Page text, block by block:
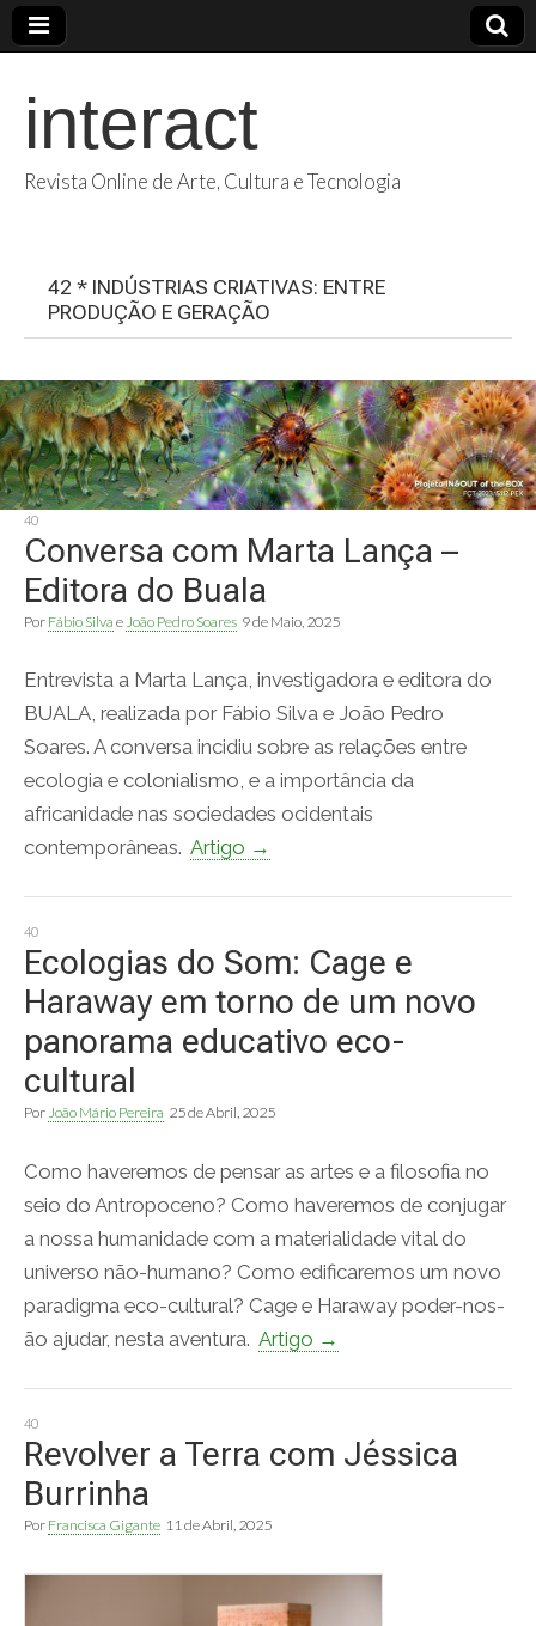
interact
Revista Online de Arte, Cultura e Tecnologia
42 * INDÚSTRIAS CRIATIVAS: ENTRE
PRODUÇÃO E GERAÇÃO
40
Conversa com Marta Lança –
Editora do Buala
Por Fábio Silva e João Pedro Soares 9 de Maio, 2025
Entrevista a Marta Lança, investigadora e editora do
BUALA, realizada por Fábio Silva e João Pedro
Soares. A conversa incidiu sobre as relações entre
ecologia e colonialismo, e a importância da
africanidade nas sociedades ocidentais
contemporâneas. Artigo →
40
Ecologias do Som: Cage e
Haraway em torno de um novo
panorama educativo eco-
cultural
Por João Mário Pereira 25 de Abril, 2025
Como haveremos de pensar as artes e a filosofia no
seio do Antropoceno? Como haveremos de conjugar
a nossa humanidade com a materialidade vital do
universo não-humano? Como edificaremos um novo
paradigma eco-cultural? Cage e Haraway poder-nos-
ão ajudar, nesta aventura. Artigo →
40
Revolver a Terra com Jéssica
Burrinha
Por Francisca Gigante 11 de Abril, 2025